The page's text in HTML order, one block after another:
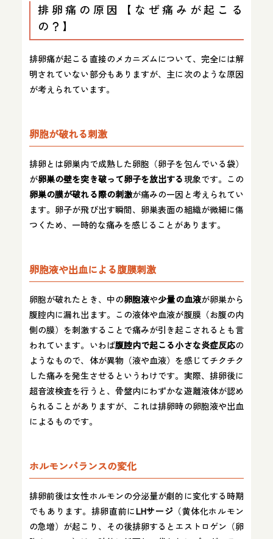
排卵痛の原因【なぜ痛みが起こる
の？】
排卵痛が起こる直接のメカニズムについて、完全には解
明されていない部分もありますが、主に次のような原因
が考えられています。
卵胞が破れる刺激
排卵とは卵巣内で成熟した卵胞（卵子を包んでいる袋）
が卵巣の壁を突き破って卵子を放出する現象です。この
卵巣の膜が破れる際の刺激が痛みの一因と考えられてい
ます。卵子が飛び出す瞬間、卵巣表面の組織が微細に傷
つくため、一時的な痛みを感じることがあります。
卵胞液や出血による腹膜刺激
卵胞が破れたとき、中の卵胞液や少量の血液が卵巣から
腹腔内に漏れ出ます。この液体や血液が腹膜（お腹の内
側の膜）を刺激することで痛みが引き起こされるとも言
われています。いわば腹腔内で起こる小さな炎症反応の
ようなもので、体が異物（液や血液）を感じてチクチク
した痛みを発生させるというわけです。実際、排卵後に
超音波検査を行うと、骨盤内にわずかな遊離液体が認め
られることがありますが、これは排卵時の卵胞液や出血
によるものです。
ホルモンバランスの変化
排卵前後は女性ホルモンの分泌量が劇的に変化する時期
でもあります。排卵直前にLHサージ （黄体化ホルモン
の急増）が起こり、その後排卵するとエストロゲン（卵